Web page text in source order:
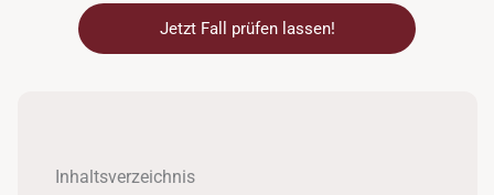
Jetzt Fall prüfen lassen!
Inhaltsverzeichnis